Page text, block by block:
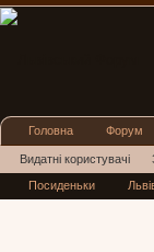
Головна Форум
Видатні користувачі
Нові повідомлення
Посиденьки